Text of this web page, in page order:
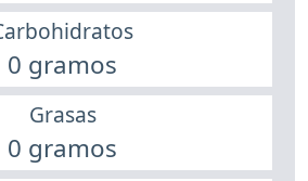
0 gramos
Grasas
0 gramos